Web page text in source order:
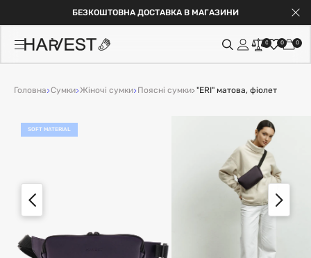
БЕЗКОШТОВНА ДОСТАВКА В МАГАЗИНИ
0 0 0
Головна Сумки Жіночі сумки Поясні сумки "ERI" матова, фіолет
SOFT MATERIAL